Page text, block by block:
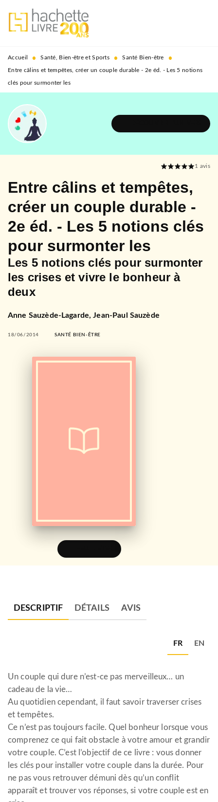
MENU RECHERCHE
PIED DE PAGE
Accueil • Santé, Bien-être et Sports • Santé Bien-être •
Entre câlins et tempêtes, créer un couple durable - 2e éd. - Les 5 notions
clés pour surmonter les
1 avis
Entre câlins et tempêtes,
créer un couple durable -
2e éd. - Les 5 notions clés
pour surmonter les
Les 5 notions clés pour surmonter
les crises et vivre le bonheur à
deux
Anne Sauzède-Lagarde,Jean-Paul Sauzède
18/06/2014 SANTÉ BIEN-ÊTRE
DESCRIPTIF DÉTAILS AVIS
FR EN
Un couple qui dure n’est-ce pas merveilleux… un
cadeau de la vie…
Au quotidien cependant, il faut savoir traverser crises
et tempêtes.
Ce n’est pas toujours facile. Quel bonheur lorsque vous
comprenez ce qui fait obstacle à votre amour et grandir
votre couple. C’est l’objectif de ce livre : vous donner
les clés pour installer votre couple dans la durée. Pour
ne pas vous retrouver démuni dès qu’un conflit
apparaît et trouver vos réponses, si votre couple est en